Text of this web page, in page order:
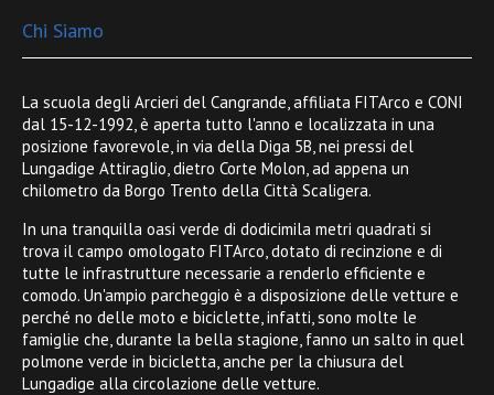
Chi Siamo
La scuola degli Arcieri del Cangrande, affiliata FITArco e CONI
dal 15-12-1992, è aperta tutto l'anno e localizzata in una
posizione favorevole, in via della Diga 5B, nei pressi del
Lungadige Attiraglio, dietro Corte Molon, ad appena un
chilometro da Borgo Trento della Città Scaligera.
In una tranquilla oasi verde di dodicimila metri quadrati si
trova il campo omologato FITArco, dotato di recinzione e di
tutte le infrastrutture necessarie a renderlo efficiente e
comodo. Un'ampio parcheggio è a disposizione delle vetture e
perché no delle moto e biciclette, infatti, sono molte le
famiglie che, durante la bella stagione, fanno un salto in quel
polmone verde in bicicletta, anche per la chiusura del
Lungadige alla circolazione delle vetture.